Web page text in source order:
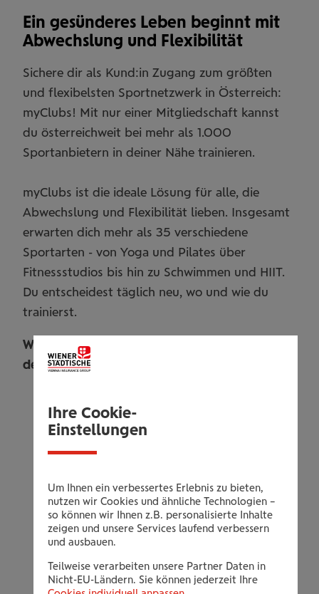
Ein gesünderes Leben beginnt mit
Abwechslung und Flexibilität
Sichere dir als Kund:in Zugang zum größten
und flexibelsten Sportnetzwerk in Österreich:
myClubs! Mit nur einer Mitgliedschaft kannst
du österreichweit bei mehr als 1.000
Sportanbietern in deiner Nähe trainieren.
myClubs ist die ideale Lösung für alle, die
Abwechslung und Flexibilität lieben. Insgesamt
erwarten dich mehr als 35 verschiedene
Sportarten - von Yoga und Pilates über
Fitnessstudios bis hin zu Schwimmen und HIIT.
Du entscheidest täglich neu, wo und wie du
trainierst.
Wähle die Mitgliedschaft, die am besten zu
deiner Sportroutine passt:
einsetzbaren Sporteinheiten sind ideal, um
myClubs kennenzulernen und von der
Vielfalt zu profitieren.
Jahresabo mit vier Sporteinheiten pro
Monat, perfekt für eine regelmäßige
Routine.
Power-Option für echte Sport-
Ihre Cookie-
Einstellungen
Um Ihnen ein verbessertes Erlebnis zu bieten,
nutzen wir Cookies und ähnliche Technologien –
so können wir Ihnen z.B. personalisierte Inhalte
zeigen und unsere Services laufend verbessern
und ausbauen.
Teilweise verarbeiten unsere Partner Daten in
Nicht-EU-Ländern. Sie können jederzeit Ihre